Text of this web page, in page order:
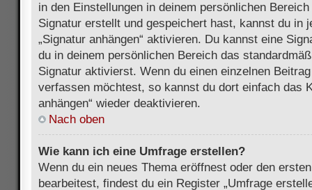
in den Einstellungen in deinem persönlichen
Signatur erstellt und gespeichert hast, kannst du in
„Signatur anhängen“ aktivieren. Du kannst eine
du in deinem persönlichen Bereich das
Signatur aktivierst. Wenn du einen einzelnen
verfassen möchtest, so kannst du dort einfach das
anhängen“ wieder deaktivieren.
Nach oben
Wie kann ich eine Umfrage erstellen?
Wenn du ein neues Thema eröffnest oder den
bearbeitest, findest du ein Register „Umfrage